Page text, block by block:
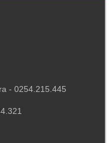
- 0254.215.445